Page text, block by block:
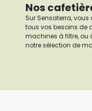
Nos
Sur Sensaterra,
tous vos besoins de
machines à filtre, ou
notre sélection de